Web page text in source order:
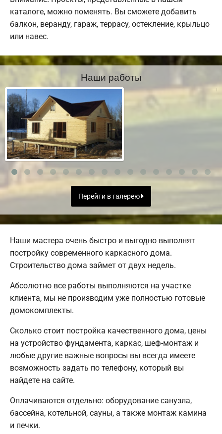
каталоге, можно поменять. Вы сможете добавить
балкон, веранду, гараж, террасу, остекление, крыльцо
или навес.
Наши работы
Перейти в галерею
Наши мастера очень быстро и выгодно выполнят
постройку современного каркасного дома.
Строительство дома займет от двух недель.
Абсолютно все работы выполняются на участке
клиента, мы не производим уже полностью готовые
домокомплекты.
Сколько стоит постройка качественного дома, цены
на устройство фундамента, каркас, шеф-монтаж и
любые другие важные вопросы вы всегда имеете
возможность задать по телефону, который вы
найдете на сайте.
Оплачиваются отдельно: оборудование санузла,
бассейна, котельной, сауны, а также монтаж камина
и печки.